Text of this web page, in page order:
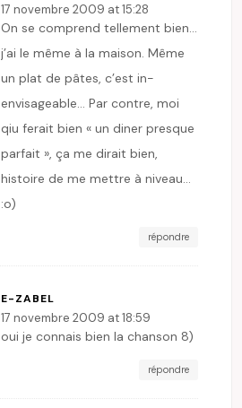
17 novembre 2009 at 15:28
On se comprend tellement bien…
j’ai le même à la maison. Même
un plat de pâtes, c’est in-
envisageable… Par contre, moi
qiu ferait bien « un diner presque
parfait », ça me dirait bien,
histoire de me mettre à niveau…
:o)
répondre
E-ZABEL
17 novembre 2009 at 18:59
oui je connais bien la chanson 8)
répondre